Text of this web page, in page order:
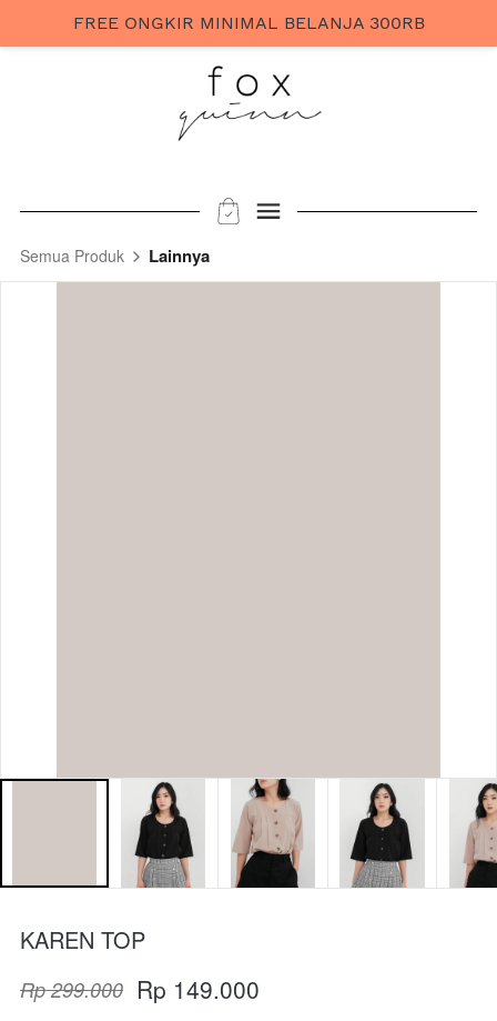
Semua Produk Lainnya
KAREN TOP
Rp 299.000 Rp 149.000
FREE ONGKIR MINIMAL BELANJA 300RB